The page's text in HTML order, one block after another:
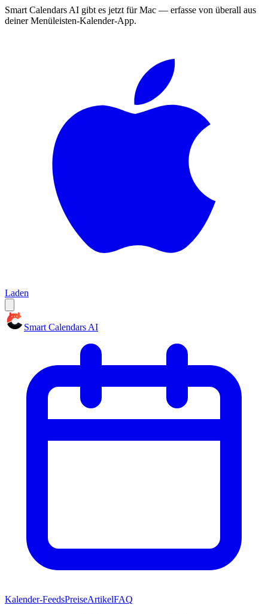
Smart Calendars AI gibt es jetzt für Mac — erfasse von überall aus
deiner Menüleisten-Kalender-App.
Laden
Smart Calendars AI
Kalender-FeedsPreiseArtikelFAQ